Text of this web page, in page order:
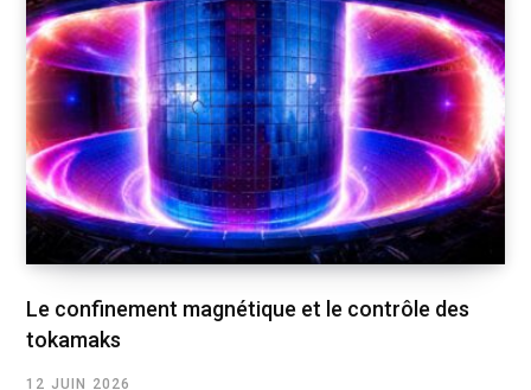
Le confinement magnétique et le contrôle des
tokamaks
12 JUIN 2026